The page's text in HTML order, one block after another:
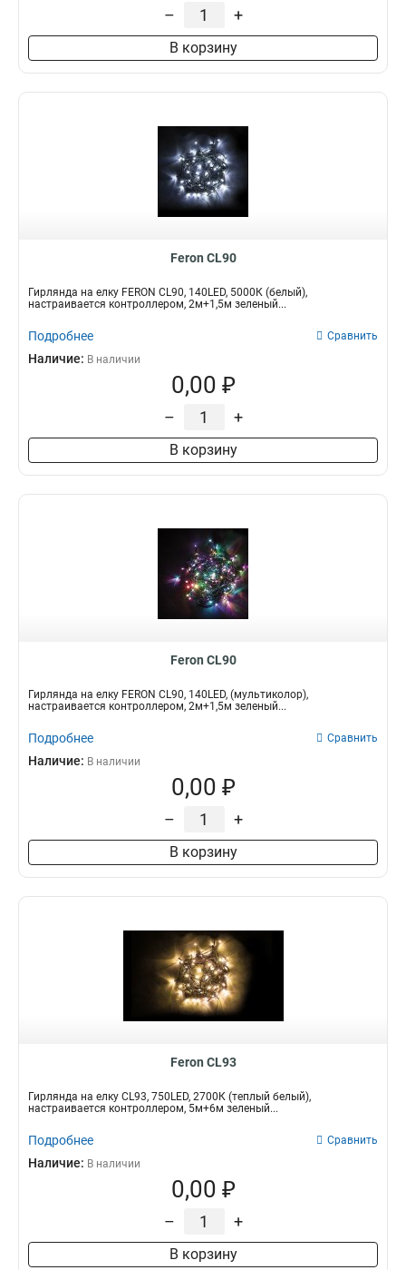
– +
В корзину
Feron CL90
Гирлянда на елку FERON CL90, 140LED, 5000К (белый),
настраивается контроллером, 2м+1,5м зеленый...
Подробнее Сравнить
Наличие: В наличии
0,00 ₽
– +
В корзину
Feron CL90
Гирлянда на елку FERON CL90, 140LED, (мультиколор),
настраивается контроллером, 2м+1,5м зеленый...
Подробнее Сравнить
Наличие: В наличии
0,00 ₽
– +
В корзину
Feron CL93
Гирлянда на елку CL93, 750LED, 2700К (теплый белый),
настраивается контроллером, 5м+6м зеленый...
Подробнее Сравнить
Наличие: В наличии
0,00 ₽
– +
В корзину